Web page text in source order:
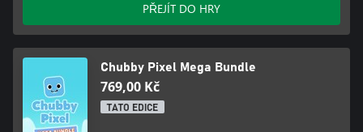
PŘEJÍT DO HRY
Chubby Pixel Mega Bundle
769,00 Kč
TATO EDICE